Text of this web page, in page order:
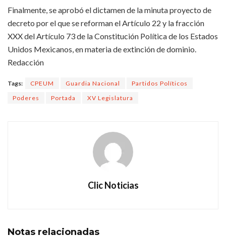
Finalmente, se aprobó el dictamen de la minuta proyecto de
decreto por el que se reforman el Artículo 22 y la fracción
XXX del Artículo 73 de la Constitución Política de los Estados
Unidos Mexicanos, en materia de extinción de dominio.
Redacción
Tags: CPEUM Guardia Nacional
Partidos Políticos
Poderes
Portada XV Legislatura
Clic Noticias
Notas relacionadas